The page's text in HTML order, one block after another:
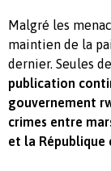
Malgré les
maintien de la
dernier. Seules
publication
gouvernement
crimes entre
et la République